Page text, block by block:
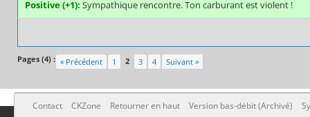
Positive (+1): Sympathique rencontre. Ton carburant est violent !
Pages (4) : « Précédent 1 2 3 4 Suivant »
Contact CKZone Retourner en haut Version bas-débit (Archivé)